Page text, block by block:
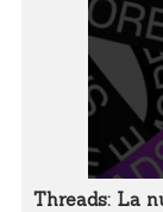
Threads: La